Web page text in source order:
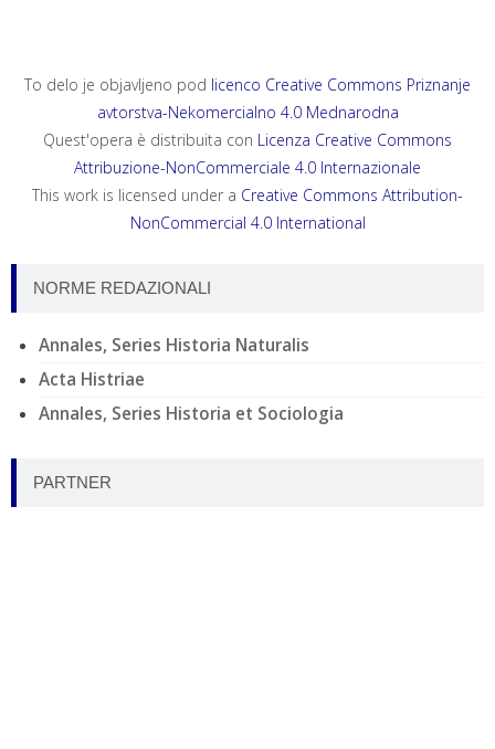
To delo je objavljeno pod licenco Creative Commons Priznanje
avtorstva-Nekomercialno 4.0 Mednarodna
Quest'opera è distribuita con Licenza Creative Commons
Attribuzione-NonCommerciale 4.0 Internazionale
This work is licensed under a Creative Commons Attribution-
NonCommercial 4.0 International
NORME REDAZIONALI
Annales, Series Historia Naturalis
Acta Histriae
Annales, Series Historia et Sociologia
PARTNER